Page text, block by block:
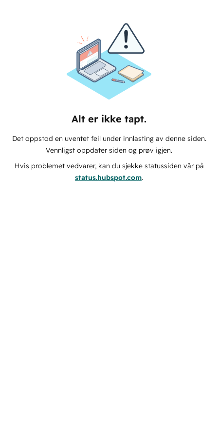
Alt er ikke tapt.
Det oppstod en uventet feil under innlasting av denne siden.
Vennligst oppdater siden og prøv igjen.
Hvis problemet vedvarer, kan du sjekke statussiden vår på
status.hubspot.com.